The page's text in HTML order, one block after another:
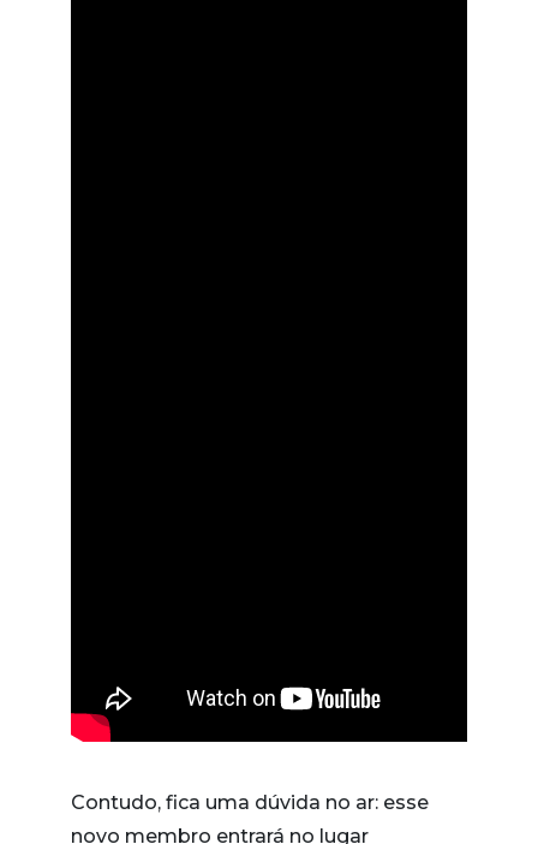
Contudo, fica uma dúvida no ar: esse
novo membro entrará no lugar